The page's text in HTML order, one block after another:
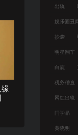
缘
出轨
娱乐圈丑
抄袭
明星翻车
白鹿
税务稽查
网红出轨
闫学晶
黄晓明